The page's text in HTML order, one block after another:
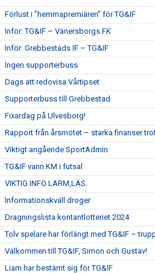
Förlust i ”hemmapremiären” för TG&IF
Inför: TG&IF – Vänersborgs FK
Inför: Grebbestads IF – TG&IF
Ingen supporterbuss
Dags att redovisa Vårtipset
Supporterbuss till Grebbestad
Fixardag på Ulvesborg!
Rapport från årsmötet – starka finanser
Viktigt angående SportAdmin
TG&IF vann KM i futsal
VIKTIG INFO LARM,LÄS.
Informationskväll droger
Dragningslista kontantlotteriet 2024
Tolv spelare har förlängt med TG&IF –
Välkommen till TG&IF, Simon och Gustav!
Liam har bestämt sig för TG&IF